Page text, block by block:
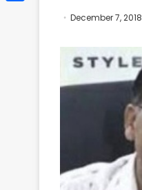
December 7, 2018